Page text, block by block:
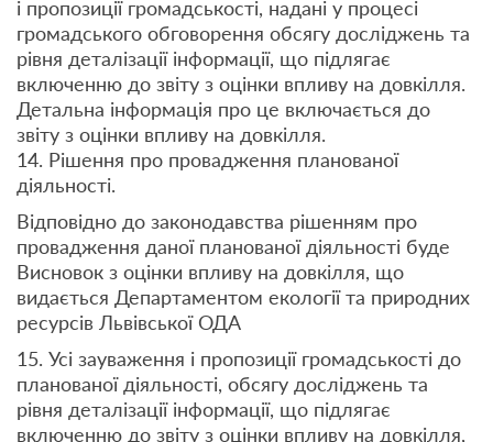
і пропозиції громадськості, надані у процесі
громадського обговорення обсягу досліджень та
рівня деталізації інформації, що підлягає
включенню до звіту з оцінки впливу на довкілля.
Детальна інформація про це включається до
звіту з оцінки впливу на довкілля.
14. Рішення про провадження планованої
діяльності.
Відповідно до законодавства рішенням про
провадження даної планованої діяльності буде
Висновок з оцінки впливу на довкілля, що
видається Департаментом екології та природних
ресурсів Львівської ОДА
15. Усі зауваження і пропозиції громадськості до
планованої діяльності, обсягу досліджень та
рівня деталізації інформації, що підлягає
включенню до звіту з оцінки впливу на довкілля,